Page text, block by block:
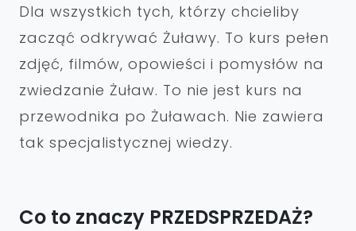
Dla wszystkich tych, którzy chcieliby
zacząć odkrywać Żuławy. To kurs pełen
zdjęć, filmów, opowieści i pomysłów na
zwiedzanie Żuław. To nie jest kurs na
przewodnika po Żuławach. Nie zawiera
tak specjalistycznej wiedzy.
Co to znaczy PRZEDSPRZEDAŻ?